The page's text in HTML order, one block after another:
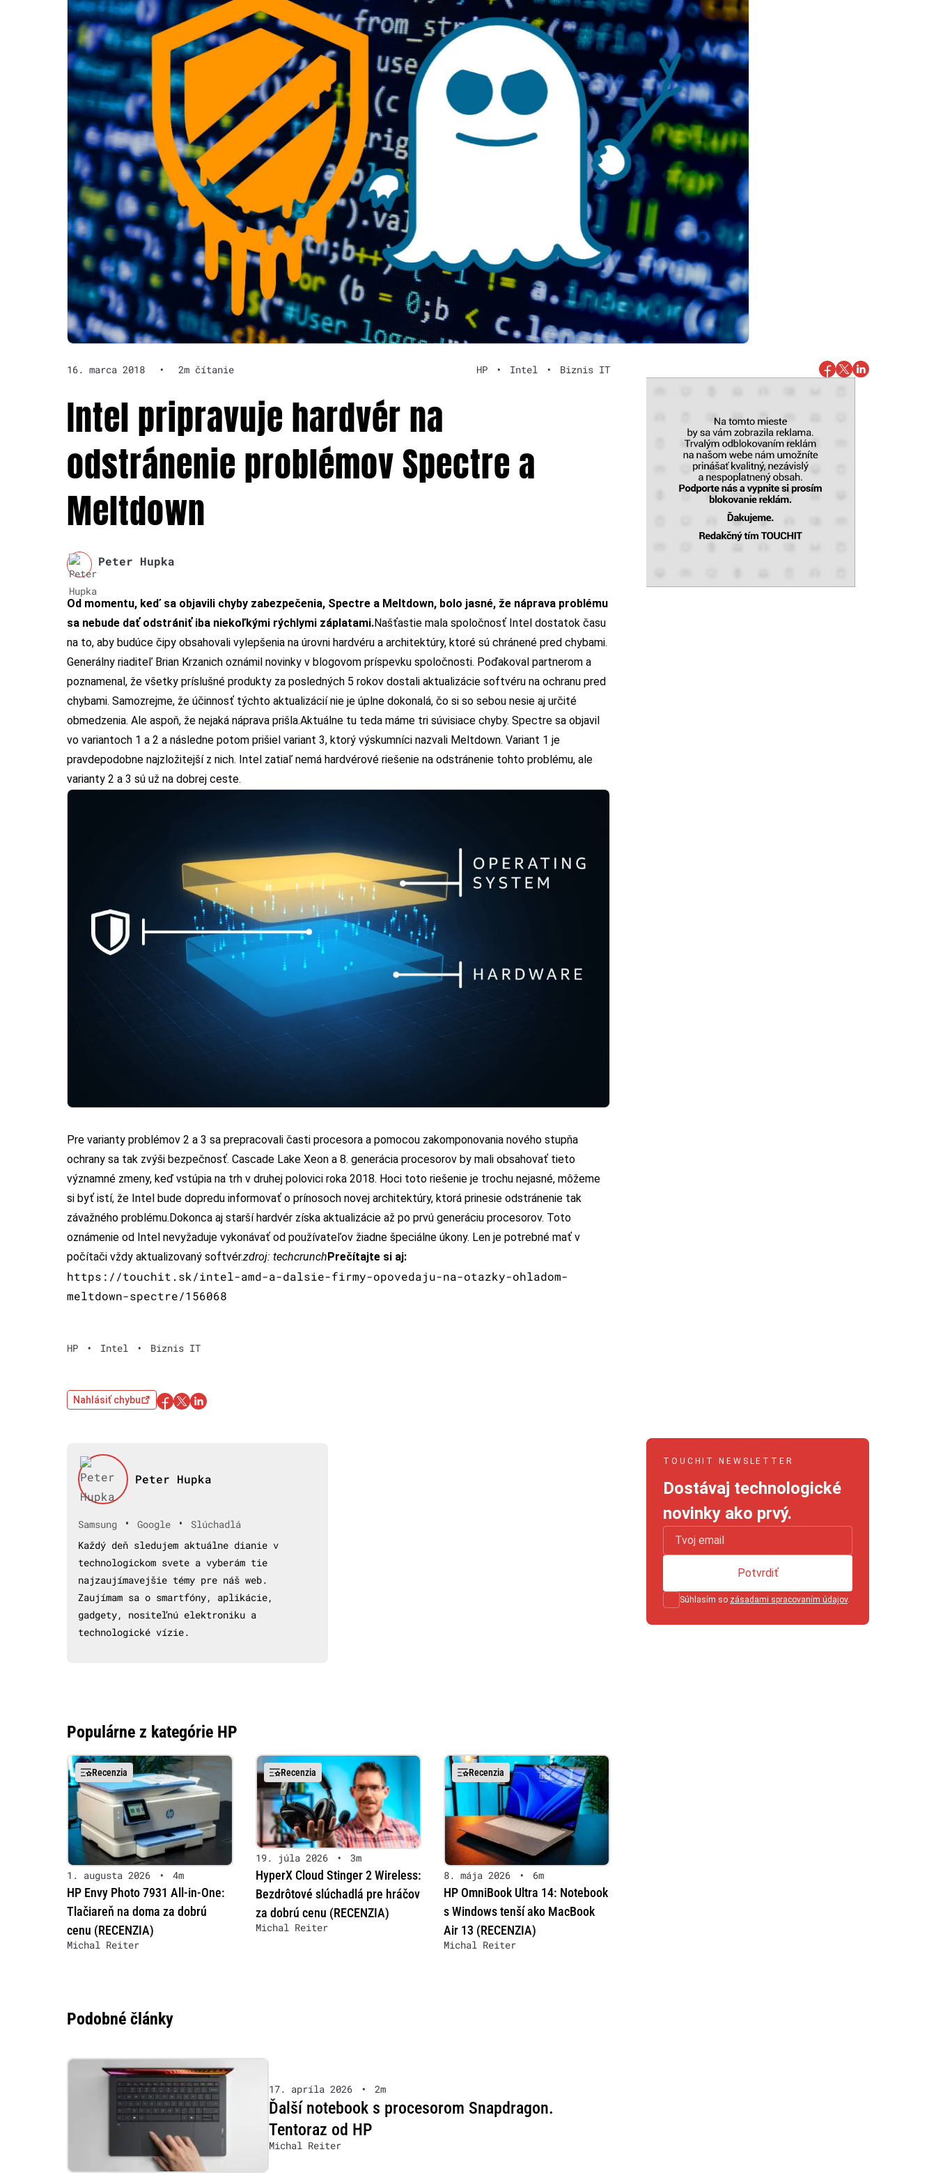
16. marca 2018 • 2m čítanie HP • Intel • Biznis IT
Intel pripravuje hardvér na
odstránenie problémov Spectre a
Meltdown
Peter Hupka
Od momentu, keď sa objavili chyby zabezpečenia, Spectre a Meltdown, bolo jasné, že náprava problému
sa nebude dať odstrániť iba niekoľkými rýchlymi záplatami.Našťastie mala spoločnosť Intel dostatok času
na to, aby budúce čipy obsahovali vylepšenia na úrovni hardvéru a architektúry, ktoré sú chránené pred chybami.
Generálny riaditeľ Brian Krzanich oznámil novinky v blogovom príspevku spoločnosti. Poďakoval partnerom a
poznamenal, že všetky príslušné produkty za posledných 5 rokov dostali aktualizácie softvéru na ochranu pred
chybami. Samozrejme, že účinnosť týchto aktualizácií nie je úplne dokonalá, čo si so sebou nesie aj určité
obmedzenia. Ale aspoň, že nejaká náprava prišla.Aktuálne tu teda máme tri súvisiace chyby. Spectre sa objavil
vo variantoch 1 a 2 a následne potom prišiel variant 3, ktorý výskumníci nazvali Meltdown. Variant 1 je
pravdepodobne najzložitejší z nich. Intel zatiaľ nemá hardvérové riešenie na odstránenie tohto problému, ale
varianty 2 a 3 sú už na dobrej ceste.
Pre varianty problémov 2 a 3 sa prepracovali časti procesora a pomocou zakomponovania nového stupňa
ochrany sa tak zvýši bezpečnosť. Cascade Lake Xeon a 8. generácia procesorov by mali obsahovať tieto
významné zmeny, keď vstúpia na trh v druhej polovici roka 2018. Hoci toto riešenie je trochu nejasné, môžeme
si byť istí, že Intel bude dopredu informovať o prínosoch novej architektúry, ktorá prinesie odstránenie tak
závažného problému. Dokonca aj starší hardvér získa aktualizácie až po prvú generáciu procesorov. Toto
oznámenie od Intel nevyžaduje vykonávať od používateľov žiadne špeciálne úkony. Len je potrebné mať v
počítači vždy aktualizovaný softvér.zdroj: techcrunch Prečítajte si aj:
https://touchit.sk/intel-amd-a-dalsie-firmy-opovedaju-na-otazky-ohladom-
meltdown-spectre/156068
HP • Intel • Biznis IT
Nahlásiť chybu
Peter Hupka
Samsung • Google •
Slúchadlá
Každý deň sledujem aktuálne dianie v
technologickom svete a vyberám tie
najzaujímavejšie témy pre náš web.
Zaujímam sa o smartfóny, aplikácie,
gadgety, nositeľnú elektroniku a
technologické vízie.
Populárne z kategórie HP
Recenzia
1. augusta 2026 • 4m
HP Envy Photo 7931 All-in-One:
Tlačiareň na doma za dobrú
cenu (RECENZIA)
Michal Reiter
Recenzia
19. júla 2026 • 3m
HyperX Cloud Stinger 2 Wireless:
Bezdrôtové slúchadlá pre hráčov
za dobrú cenu (RECENZIA)
Michal Reiter
Recenzia
8. mája 2026 • 6m
HP OmniBook Ultra 14: Notebook
s Windows tenší ako MacBook
Air 13 (RECENZIA)
Michal Reiter
Podobné články
17. apríla 2026 • 2m
Ďalší notebook s procesorom Snapdragon.
Tentoraz od HP
Michal Reiter
TOUCHIT NEWSLETTER
Dostávaj technologické
novinky ako prvý.
Súhlasím so zásadami spracovaním údajov.
Potvrdiť